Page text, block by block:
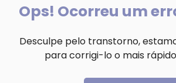
Ops! Ocorreu um
Desculpe pelo transtorno,
para corrigi-lo o mais